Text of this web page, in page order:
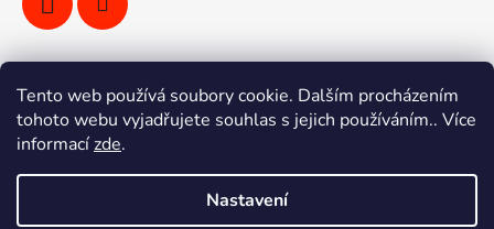
Tento web používá soubory cookie. Dalším procházením
tohoto webu vyjadřujete souhlas s jejich používáním.. Více
informacízde.
Nastavení
Vyhledávání